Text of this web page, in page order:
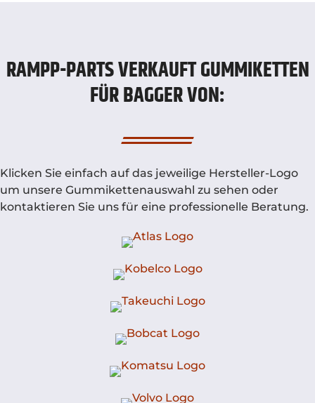
RAMPP-PARTS VERKAUFT GUMMIKETTEN
FÜR BAGGER VON:
Klicken Sie einfach auf das jeweilige Hersteller-Logo
um unsere Gummikettenauswahl zu sehen oder
kontaktieren Sie uns für eine professionelle Beratung.